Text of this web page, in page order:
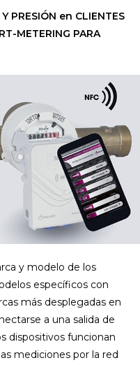
PRESIÓN en CLIENTES
METERING PARA
y modelo de los
específicos con
más desplegadas en
a una salida de
dispositivos funcionan
mediciones por la red